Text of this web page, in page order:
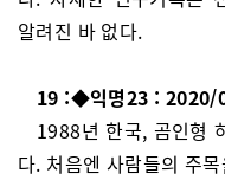
알려진 바 없다.
19 :◆익명23 : 2020/
1988년 한국, 곰인형
다. 처음엔 사람들의 주